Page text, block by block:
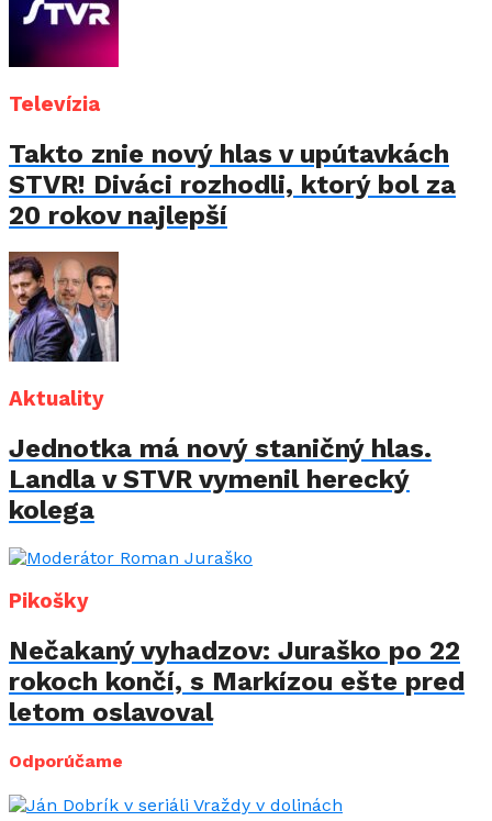
Televízia
Takto znie nový hlas v upútavkách
STVR! Diváci rozhodli, ktorý bol za
20 rokov najlepší
Aktuality
Jednotka má nový staničný hlas.
Landla v STVR vymenil herecký
kolega
Pikošky
Nečakaný vyhadzov: Juraško po 22
rokoch končí, s Markízou ešte pred
letom oslavoval
Odporúčame